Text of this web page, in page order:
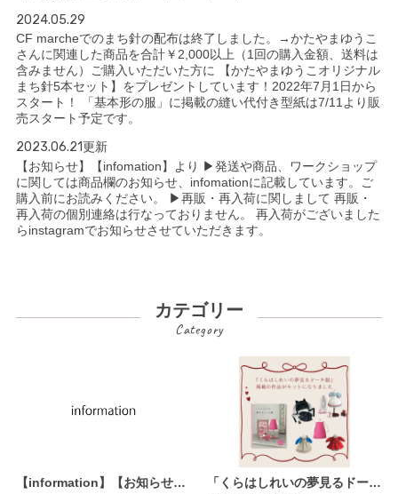
2024.05.29
CF marcheでのまち針の配布は終了しました。→かたやまゆうこ
さんに関連した商品を合計￥2,000以上（1回の購入金額、送料は
含みません）ご購入いただいた方に 【かたやまゆうこオリジナル
まち針5本セット】をプレゼントしています！2022年7月1日から
スタート！ 「基本形の服」に掲載の縫い代付き型紙は7/11より販
売スタート予定です。
2023.06.21更新
【お知らせ】【infomation】より ▶︎発送や商品、ワークショップ
に関しては商品欄のお知らせ、infomationに記載しています。ご
購入前にお読みください。 ▶︎再販・再入荷に関しまして 再販・
再入荷の個別連絡は行なっておりません。 再入荷がございました
らinstagramでお知らせさせていただきます。
カテゴリー
【information】【お知らせ】こちらを一読のうえご購入ください。 「くらはしれいの夢見るドール服」掲載キット